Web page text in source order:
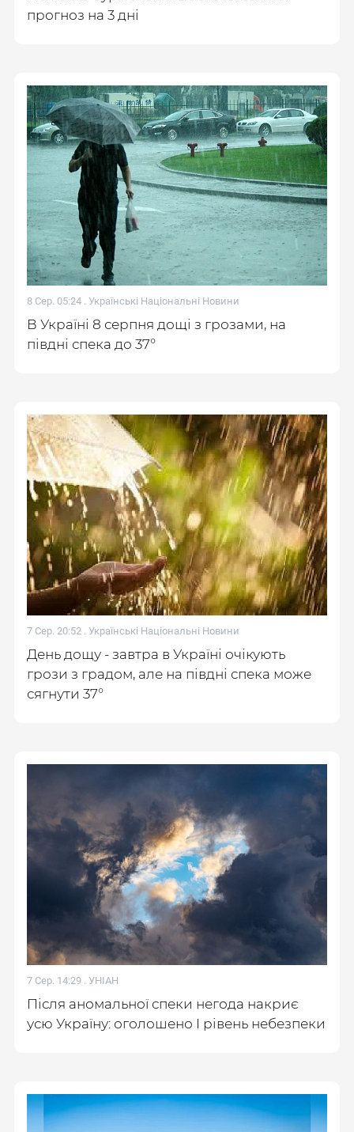
прогноз на 3 дні
8 Сер. 05:24 . Українські Національні Новини
В Україні 8 серпня дощі з грозами, на
півдні спека до 37°
7 Сер. 20:52 . Українські Національні Новини
День дощу - завтра в Україні очікують
грози з градом, але на півдні спека може
сягнути 37°
7 Сер. 14:29 . УНІАН
Після аномальної спеки негода накриє
усю Україну: оголошено І рівень небезпеки